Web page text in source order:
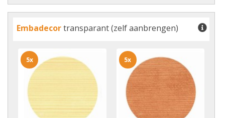
Embadecortransparant (zelf aanbrengen)
5x 5x